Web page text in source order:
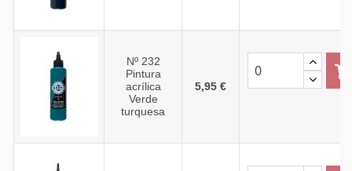
Nº 232
Pintura
acrílica
Verde
turquesa
5,95 €